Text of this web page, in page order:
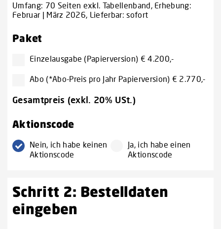
Umfang: 70 Seiten exkl. Tabellenband, Erhebung:
Februar | März 2026, Lieferbar: sofort
Paket
Einzelausgabe (Papierversion) € 4.200,-
Abo (*Abo-Preis pro Jahr Papierversion) € 2.770,-
Gesamtpreis (exkl. 20% USt.)
Aktionscode
Nein, ich habe keinen
Aktionscode
Ja, ich habe einen
Aktionscode
Schritt 2: Bestelldaten
eingeben